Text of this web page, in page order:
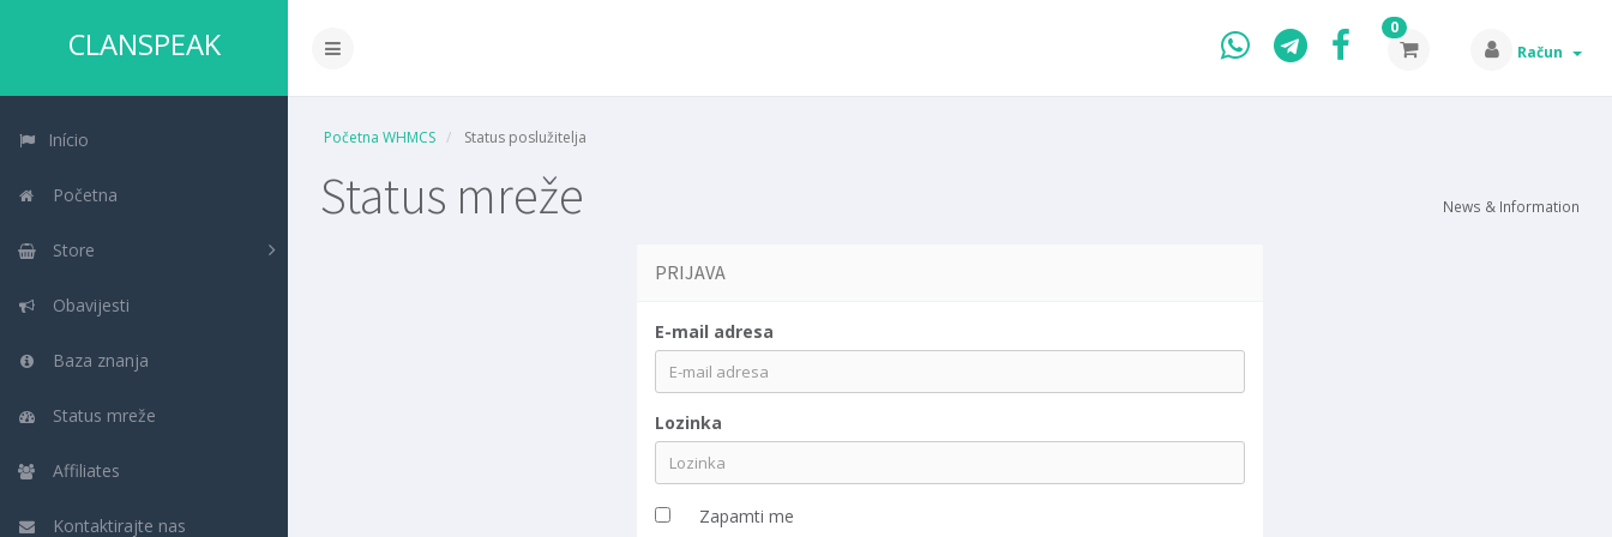
CLANSPEAK
0
Račun
Início
Početna
Store
Obavijesti
Baza znanja
Status mreže
Affiliates
Kontaktirajte nas
Početna WHMCS Status poslužitelja
Status mreže News & Information
PRIJAVA
E-mail adresa
Lozinka
Zapamti me